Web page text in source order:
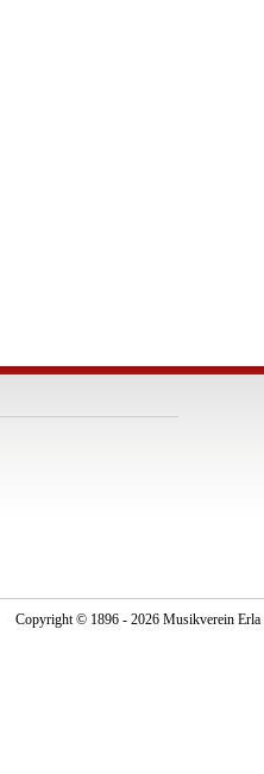
Copyright © 1896 - 2026 Musikverein Erla